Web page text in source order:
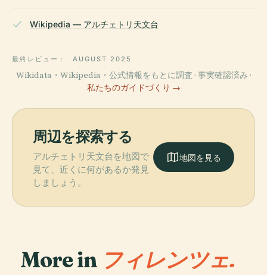
Wikipedia — アルチェトリ天文台
最終レビュー： AUGUST 2025
Wikidata・Wikipedia・公式情報をもとに調査 · 事実確認済み ·
私たちのガイドづくり →
周辺を探索する
アルチェトリ天文台を地図で
見て、近くに何があるか発見
しましょう。
地図を見る
More in フィレンツェ.